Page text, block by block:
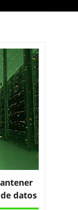
datos